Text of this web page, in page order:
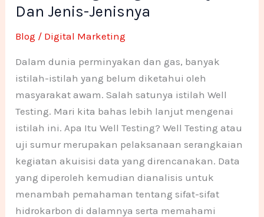
m n
e
1
n
e
1
Dan Jenis-Jenisnya
Blog / Digital Marketing
Dalam dunia perminyakan dan gas, banyak
istilah-istilah yang belum diketahui oleh
masyarakat awam. Salah satunya istilah Well
Testing. Mari kita bahas lebih lanjut mengenai
istilah ini. Apa Itu Well Testing? Well Testing atau
uji sumur merupakan pelaksanaan serangkaian
kegiatan akuisisi data yang direncanakan. Data
yang diperoleh kemudian dianalisis untuk
menambah pemahaman tentang sifat-sifat
hidrokarbon di dalamnya serta memahami
Pengertian,
Dan
Jenis-
Jenisnya